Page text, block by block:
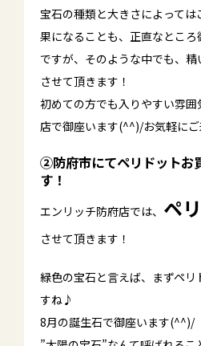
宝石の種類と大きさによって
果になることも、正直なところ
ですが、そのような中でも、
させて頂きます！
初めての方でも入りやすい雰
店で御座います(^^)/お気軽に
②防府市にてペリドットお
す！
エンリッチ防府店では、 ペ
させて頂きます！
緑色の宝石と言えば、まずペリ
すね♪
8月の誕生石で御座います(^^)/